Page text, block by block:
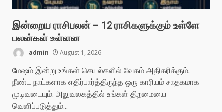
இன்றைய ராசிபலன் – 12 ராசிகளுக்கும் உள்ளே
பலன்கள் உள்ளன
admin August 1, 2026
மேஷம் இன்று உங்கள் செயல்களில் வேகம் அதிகரிக்கும்.
நீண்ட நாட்களாக எதிர்பார்த்திருந்த ஒரு காரியம் சாதகமாக
முடிவடையும். அலுவலகத்தில் உங்கள் திறமையை
வெளிப்படுத்தும்...